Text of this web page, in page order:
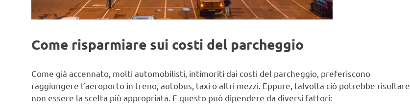
Come risparmiare sui costi del parcheggio
Come già accennato, molti automobilisti, intimoriti dai costi del parcheggio, preferiscono
raggiungere l’aeroporto in treno, autobus, taxi o altri mezzi. Eppure, talvolta ciò potrebbe risultare
non essere la scelta più appropriata. E questo può dipendere da diversi fattori: